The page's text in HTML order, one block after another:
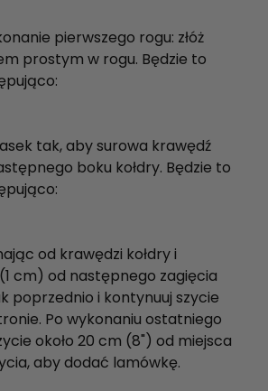
pierwszego rogu: złóż
prostym w rogu. Będzie to
tak, aby surowa krawędź
boku kołdry. Będzie to
od krawędzi kołdry i
cm) od następnego zagięcia
poprzednio i kontynuuj szycie
Po wykonaniu ostatniego
około 20 cm (8") od miejsca
aby dodać lamówkę.